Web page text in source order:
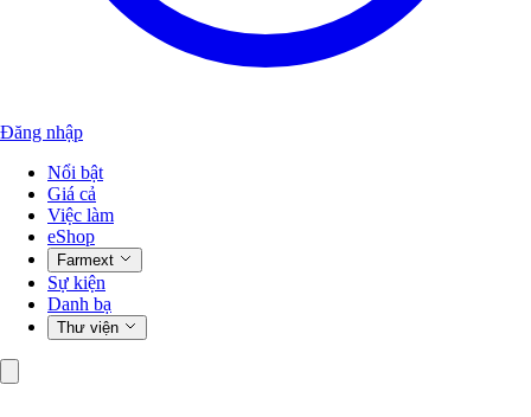
Đăng nhập
Nổi bật
Giá cả
Việc làm
eShop
Farmext
Sự kiện
Danh bạ
Thư viện